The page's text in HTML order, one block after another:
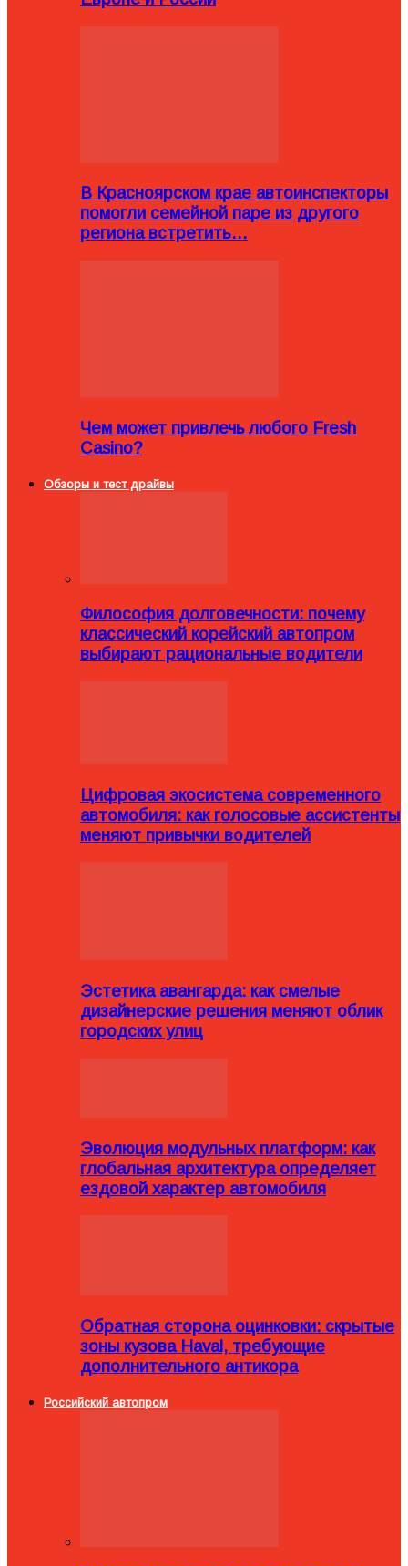
В Красноярском крае автоинспекторы
помогли семейной паре из другого
региона встретить…
Чем может привлечь любого Fresh
Casino?
Обзоры и тест драйвы
Философия долговечности: почему
классический корейский автопром
выбирают рациональные водители
Цифровая экосистема современного
автомобиля: как голосовые ассистенты
меняют привычки водителей
Эстетика авангарда: как смелые
дизайнерские решения меняют облик
городских улиц
Эволюция модульных платформ: как
глобальная архитектура определяет
ездовой характер автомобиля
Обратная сторона оцинковки: скрытые
зоны кузова Haval, требующие
дополнительного антикора
Российский автопром